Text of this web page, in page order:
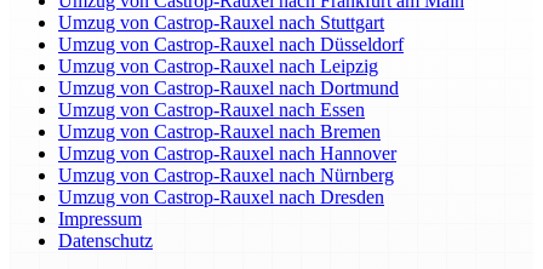
Umzug von Castrop-Rauxel nach Stuttgart
Umzug von Castrop-Rauxel nach Düsseldorf
Umzug von Castrop-Rauxel nach Leipzig
Umzug von Castrop-Rauxel nach Dortmund
Umzug von Castrop-Rauxel nach Essen
Umzug von Castrop-Rauxel nach Bremen
Umzug von Castrop-Rauxel nach Hannover
Umzug von Castrop-Rauxel nach Nürnberg
Umzug von Castrop-Rauxel nach Dresden
Impressum
Datenschutz